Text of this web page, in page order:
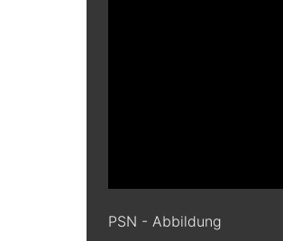
PSN - Abbildung